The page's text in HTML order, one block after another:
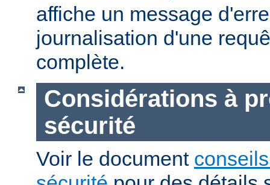
affiche un message
journalisation d'une
complète.
Considérations à
sécurité
Voir le document